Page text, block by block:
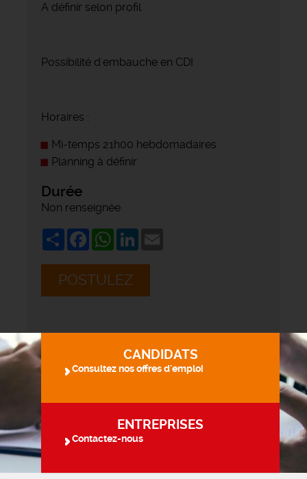
A définir selon profil
Possibilité d'embauche en CDI
Horaires :
Mi-temps 21h00 hebdomadaires
Planning à définir
Durée
Non renseignée
ShareFacebookWhatsApp
LinkedIn
POSTULEZ
CANDIDATS
Consultez nos offres d'emploi
ENTREPRISES
Contactez-nous